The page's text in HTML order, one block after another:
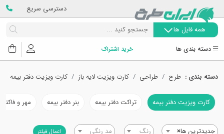
دسترسی سریع
همه فایل ها
دسته بندی ها خرید اشتراک
دسته بندی : طرح طراحی کارت ویزیت لایه باز کارت ویزیت دفتر بیمه
کارت ویزیت دفتر بیمه تراکت دفتر بیمه بنر دفتر بیمه مهر و
×جدیدترین ها رنگ مد رنگی اعمال فیلتر